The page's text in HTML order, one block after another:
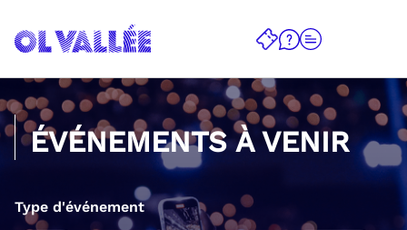
ÉVÉNEMENTS À VENIR
Type d'événement